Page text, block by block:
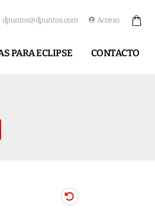
dpuntos@dpuntos.com Acceso
PARA ECLIPSE CONTACTO